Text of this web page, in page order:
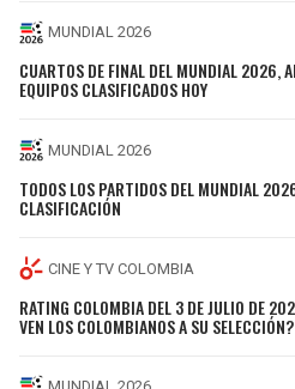
MUNDIAL 2026
CUARTOS DE FINAL DEL MUNDIAL 2026,
EQUIPOS CLASIFICADOS HOY
MUNDIAL 2026
TODOS LOS PARTIDOS DEL MUNDIAL
CLASIFICACIÓN
CINE Y TV COLOMBIA
RATING COLOMBIA DEL 3 DE JULIO DE
VEN LOS COLOMBIANOS A SU SELECCIÓN?